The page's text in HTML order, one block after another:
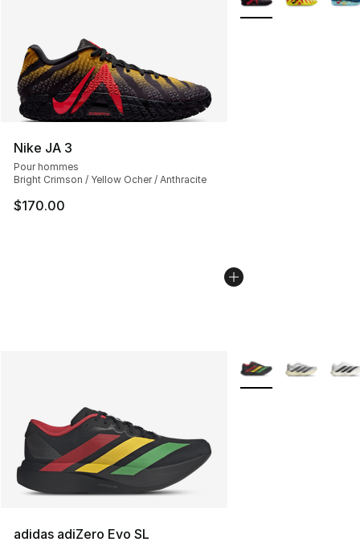
Nike JA 3
Pour hommes
Bright Crimson / Yellow Ocher / Anthracite
$170.00
adidas adiZero Evo SL
Plus de couleurs